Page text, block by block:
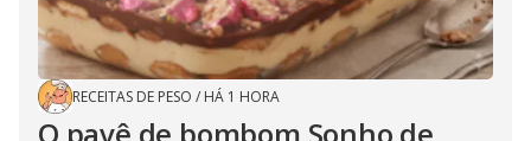
RECEITAS DE PESO / HÁ 1 HORA